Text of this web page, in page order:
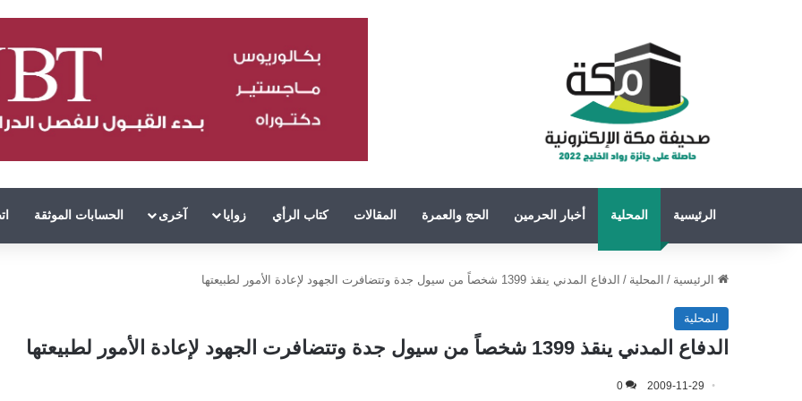
الرئيسية المحلية أخبار الحرمين الحج والعمرة المقالات كتاب الرأي زوايا آخرى الحسابات الموثقة
الرئيسية / المحلية / الدفاع المدني ينقذ 1399 شخصاً من سيول جدة وتتضافرت الجهود لإعادة الأمور لطبيعتها
المحلية
الدفاع المدني ينقذ 1399 شخصاً من سيول جدة وتتضافرت الجهود لإعادة الأمور لطبيعتها
2009-11-29
0